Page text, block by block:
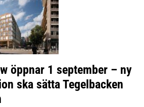
öppnar 1 september – ny
ska sätta Tegelbacken